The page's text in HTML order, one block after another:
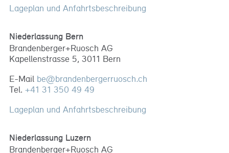
Lageplan und Anfahrtsbeschreibung
Niederlassung Bern
Brandenberger+Ruosch AG
Kapellenstrasse 5, 3011 Bern
E-Mail be@brandenbergerruosch.ch
Tel. +41 31 350 49 49
Lageplan und Anfahrtsbeschreibung
Niederlassung Luzern
Brandenberger+Ruosch AG